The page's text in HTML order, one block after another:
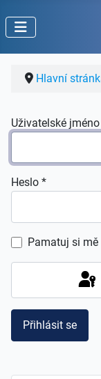
Hlavní
Uživatelské jméno
Heslo *
Pamatuj si mě
Přihlásit se